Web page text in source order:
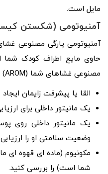
مایل است.
آمنیوتومی (شکستن
آمنیوتومی پارگی مصنوعی
حاوی مایع اطراف کودک
مصنوعی غشاهای شما (AROM) را پاره کند تا:
القا یا پیشرفت زایمان
یک مانیتور داخلی برای
یک مانیتور داخلی روی
وضعیت سلامتی او را
مکونیوم (ماده ای قهوه ای
شما است) را بررسی کنید.